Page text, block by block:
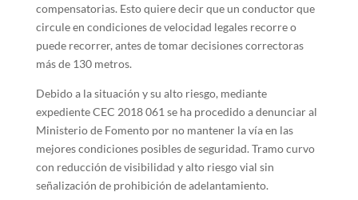
compensatorias. Esto quiere decir que un conductor que
circule en condiciones de velocidad legales recorre o
puede recorrer, antes de tomar decisiones correctoras
más de 130 metros.
Debido a la situación y su alto riesgo, mediante
expediente CEC 2018 061 se ha procedido a denunciar al
Ministerio de Fomento por no mantener la vía en las
mejores condiciones posibles de seguridad. Tramo curvo
con reducción de visibilidad y alto riesgo vial sin
señalización de prohibición de adelantamiento.